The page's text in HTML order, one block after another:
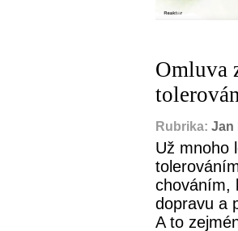
Omluva
Rubrika: Jan
Už mnoho
chováním,
dopravu a
A to